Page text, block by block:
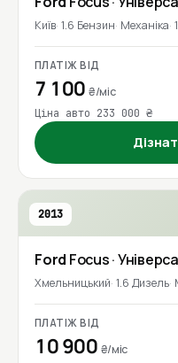
Київ 1.6 Бензин Механіка
ПЛАТІЖ ВІД
7 100₴/міс
Ціна авто 233 000 ₴
2013
Ford Focus·
Хмельницький 1.6 Дизель
ПЛАТІЖ ВІД
10 900 ₴/міс